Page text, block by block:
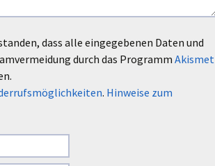
dass alle eingegebenen Daten und
durch das Programm Akismet
. Hinweise zum